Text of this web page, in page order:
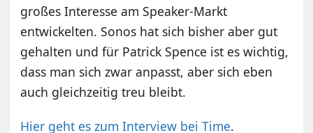
großes Interesse am Speaker-Markt
entwickelten. Sonos hat sich bisher aber gut
gehalten und für Patrick Spence ist es wichtig,
dass man sich zwar anpasst, aber sich eben
auch gleichzeitig treu bleibt.
Hier geht es zum Interview bei Time.